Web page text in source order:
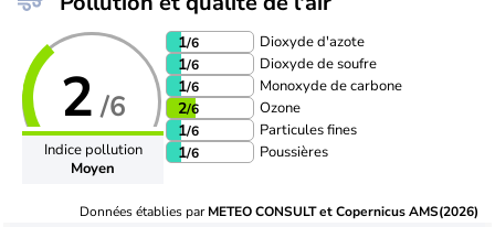
2 /6
Indice pollution
Moyen
1/6 Dioxyde d'azote
1/6 Dioxyde de soufre
1/6 Monoxyde de carbone
2/6 Ozone
1/6 Particules fines
1/6 Poussières
Données établies parMETEO CONSULT et Copernicus AMS(2026)